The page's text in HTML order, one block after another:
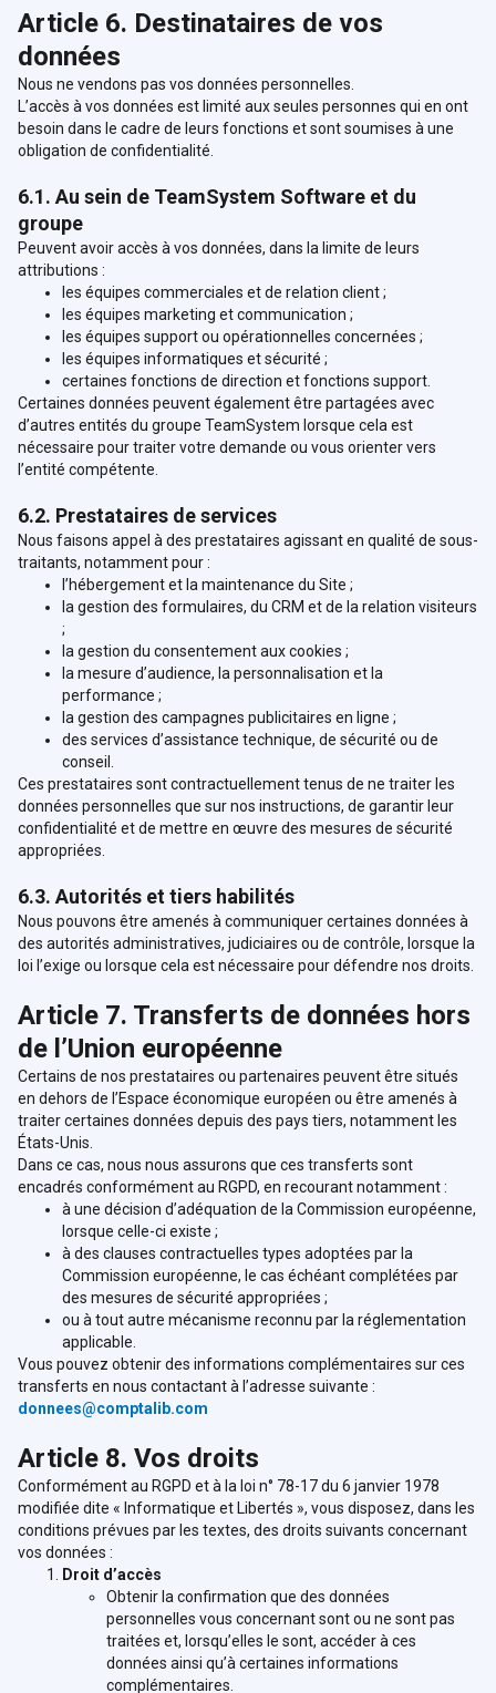
Article 6. Destinataires de vos
données
Nous ne vendons pas vos données personnelles.
L’accès à vos données est limité aux seules personnes qui en ont
besoin dans le cadre de leurs fonctions et sont soumises à une
obligation de confidentialité.
6.1. Au sein de TeamSystem Software et du
groupe
Peuvent avoir accès à vos données, dans la limite de leurs
attributions :
les équipes commerciales et de relation client ;
les équipes marketing et communication ;
les équipes support ou opérationnelles concernées ;
les équipes informatiques et sécurité ;
certaines fonctions de direction et fonctions support.
Certaines données peuvent également être partagées avec
d’autres entités du groupe TeamSystem lorsque cela est
nécessaire pour traiter votre demande ou vous orienter vers
l’entité compétente.
6.2. Prestataires de services
Nous faisons appel à des prestataires agissant en qualité de sous-
traitants, notamment pour :
l’hébergement et la maintenance du Site ;
la gestion des formulaires, du CRM et de la relation visiteurs
;
la gestion du consentement aux cookies ;
la mesure d’audience, la personnalisation et la
performance ;
la gestion des campagnes publicitaires en ligne ;
des services d’assistance technique, de sécurité ou de
conseil.
Ces prestataires sont contractuellement tenus de ne traiter les
données personnelles que sur nos instructions, de garantir leur
confidentialité et de mettre en œuvre des mesures de sécurité
appropriées.
6.3. Autorités et tiers habilités
Nous pouvons être amenés à communiquer certaines données à
des autorités administratives, judiciaires ou de contrôle, lorsque la
loi l’exige ou lorsque cela est nécessaire pour défendre nos droits.
Article 7. Transferts de données hors
de l’Union européenne
Certains de nos prestataires ou partenaires peuvent être situés
en dehors de l’Espace économique européen ou être amenés à
traiter certaines données depuis des pays tiers, notamment les
États-Unis.
Dans ce cas, nous nous assurons que ces transferts sont
encadrés conformément au RGPD, en recourant notamment :
à une décision d’adéquation de la Commission européenne,
lorsque celle-ci existe ;
à des clauses contractuelles types adoptées par la
Commission européenne, le cas échéant complétées par
des mesures de sécurité appropriées ;
ou à tout autre mécanisme reconnu par la réglementation
applicable.
Vous pouvez obtenir des informations complémentaires sur ces
transferts en nous contactant à l’adresse suivante :
donnees@comptalib.com
Article 8. Vos droits
Conformément au RGPD et à la loi n° 78-17 du 6 janvier 1978
modifiée dite « Informatique et Libertés », vous disposez, dans les
conditions prévues par les textes, des droits suivants concernant
vos données :
Droit d’accès
Obtenir la confirmation que des données
personnelles vous concernant sont ou ne sont pas
traitées et, lorsqu’elles le sont, accéder à ces
données ainsi qu’à certaines informations
complémentaires.